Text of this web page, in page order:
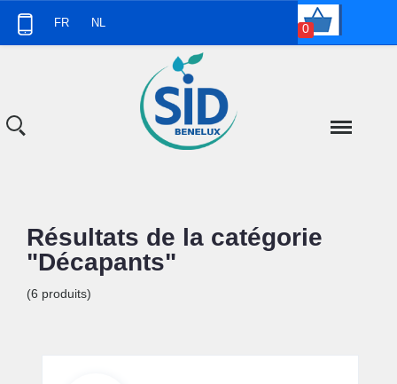
FR NL 0
Résultats de la catégorie
"Décapants"
(6 produits)